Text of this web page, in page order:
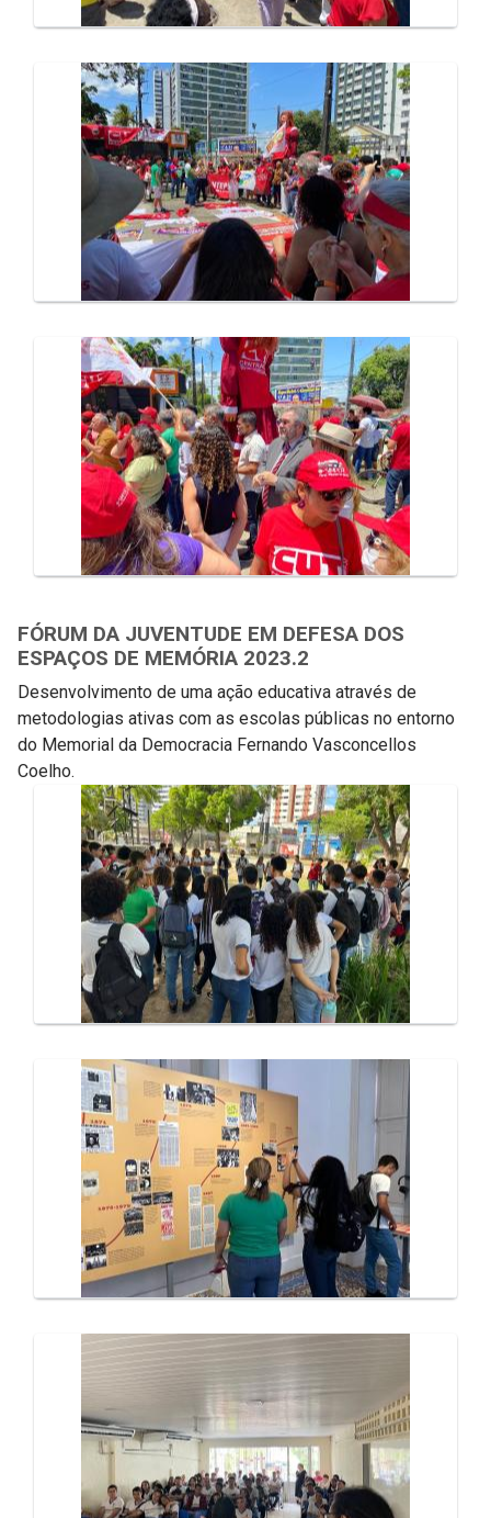
FÓRUM DA JUVENTUDE EM DEFESA DOS
ESPAÇOS DE MEMÓRIA 2023.2
Desenvolvimento de uma ação educativa através de
metodologias ativas com as escolas públicas no entorno
do Memorial da Democracia Fernando Vasconcellos
Coelho.
Galeria de Mídias